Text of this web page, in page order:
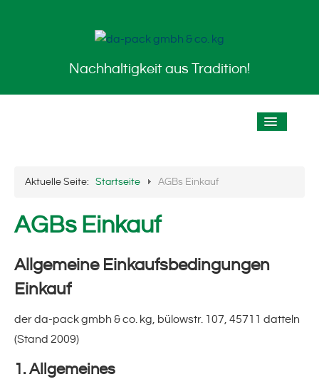
Nachhaltigkeit aus Tradition!
Historie / Chronik
Der Standort
Ausbildung
Aktuelle Seite: Startseite AGBs Einkauf
AGBs Einkauf
Allgemeine Einkaufsbedingungen
Einkauf
der da-pack gmbh & co. kg, bülowstr. 107, 45711 datteln
(Stand 2009)
1. Allgemeines